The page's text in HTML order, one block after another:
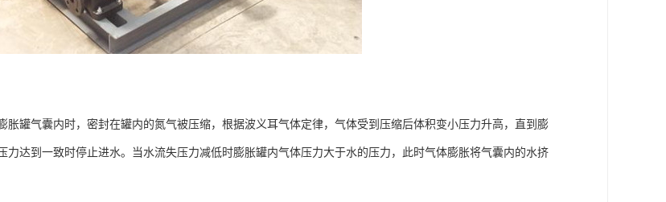
胀罐气囊内时，密封在罐内的氮气被压缩，根据波义耳气体定律，气体受到压缩后体积变小压力升高，直到膨
力达到一致时停止进水。当水流失压力减低时膨胀罐内气体压力大于水的压力，此时气体膨胀将气囊内的水挤